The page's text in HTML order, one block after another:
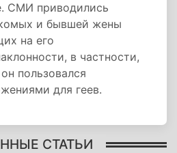
СМИ приводились
и бывшей жены
на его
в частности,
пользовался
для геев.
СТАТЬИ